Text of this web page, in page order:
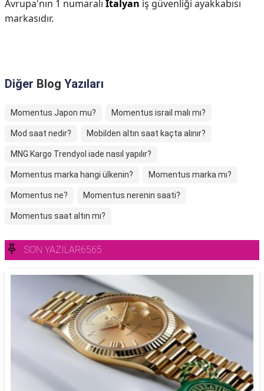
Avrupa'nın 1 numaralı İtalyan iş güvenliği ayakkabısı
markasıdır.
Diğer Blog Yazıları
Momentus Japon mu? Momentus israil malı mı?
Mod saat nedir? Mobilden altın saat kaçta alınır?
MNG Kargo Trendyol iade nasıl yapılır?
Momentus marka hangi ülkenin? Momentus marka mı?
Momentus ne? Momentus nerenin saati?
Momentus saat altın mı?
SON YAZILAR6565